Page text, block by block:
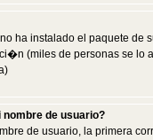
ha instalado el paquete
(miles de personas se
de usuario?
de usuario, la primera